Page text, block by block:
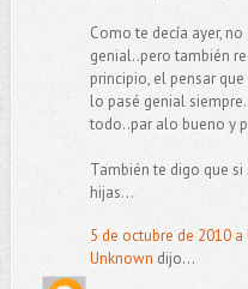
Como te decía ayer,
genial..pero también
principio, el pensar
lo pasé genial
todo..par alo bueno y
También te digo que
hijas...
5 de octubre de 2010 a
Unknown dijo...